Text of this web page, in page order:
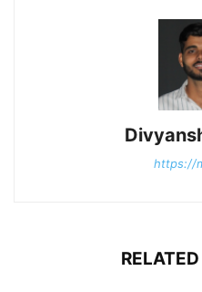
https://